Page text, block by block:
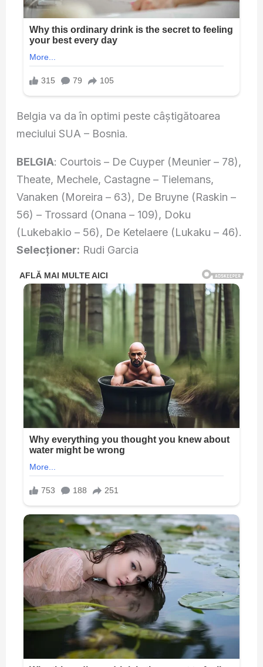
Belgia va da în optimi peste câștigătoarea
meciului SUA – Bosnia.
BELGIA: Courtois – De Cuyper (Meunier – 78),
Theate, Mechele, Castagne – Tielemans,
Vanaken (Moreira – 63), De Bruyne (Raskin –
56) – Trossard (Onana – 109), Doku
(Lukebakio – 56), De Ketelaere (Lukaku – 46).
Selecţioner: Rudi Garcia